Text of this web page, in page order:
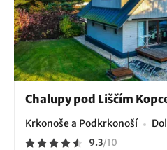
Chalupy pod Liščím
Krkonoše a Podkrkonoší
9.3/10